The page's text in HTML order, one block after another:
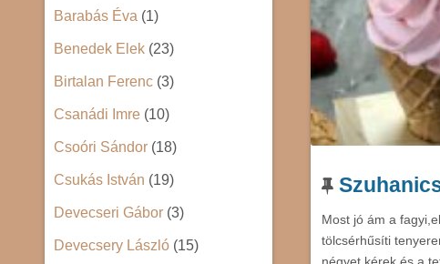
Most jó ám a
tölcsérhűsíti
Barabás Éva (1)
Benedek Elek (23)
Birtalan Ferenc (3)
Csanádi Imre (10)
Csoóri Sándor (18)
Csukás István (19)
Devecseri Gábor (3)
Devecsery László (15)